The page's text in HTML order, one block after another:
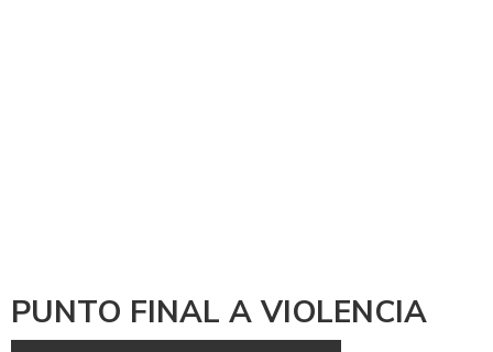
PUNTO FINAL A VIOLENCIA